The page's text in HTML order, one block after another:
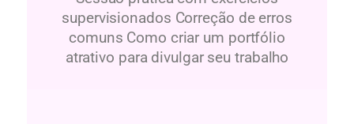
supervisionados Correção de erros
comuns Como criar um portfólio
atrativo para divulgar seu trabalho